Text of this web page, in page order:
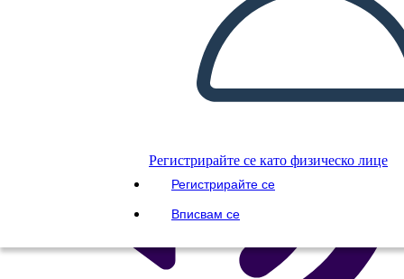
Регистрирайте се като физическо лице
Регистрирайте се
Вписвам се